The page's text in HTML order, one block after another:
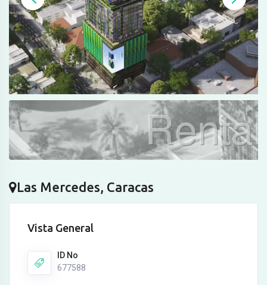
Las Mercedes, Caracas
Vista General
ID No
677588